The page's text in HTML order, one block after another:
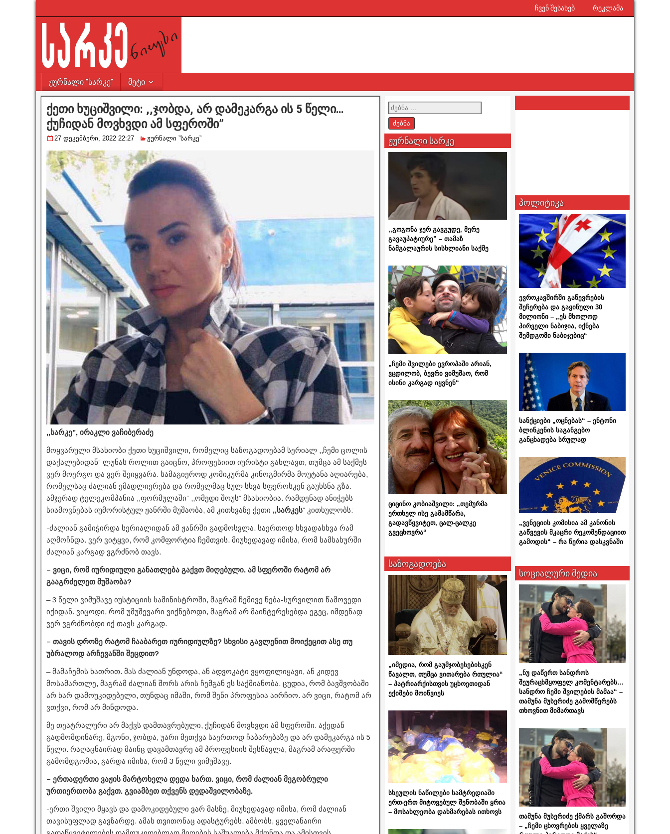
ჩვენ შესახებ რეკლამა
ჟურნალი ”სარკე” მეტი
ქეთი ხუციშვილი: ,,ჯობდა, არ დამეკარგა ის 5 წელი…
ქუჩიდან მოვხვდი ამ სფეროში”
27 დეკემბერი, 2022 22:27 ჟურნალი ”სარკე”
,,სარკე”, ირაკლი ვაჩიბერაძე
მოყვარული მსახიობი ქეთი ხუციშვილი, რომელიც საზოგადოებამ სერიალ ,,ჩემი ცოლის
დაქალებიდან” ლუნას როლით გაიცნო, პროფესიით იურისტი გახლავთ, თუმცა ამ საქმეს
ვერ მოერგო და ვერ შეიყვარა. სამაგიეროდ კომიკურმა კინოგმირმა მოუტანა აღიარება,
რომელსაც ძალიან ემადლიერება და რომელმაც სულ სხვა სფეროსკენ გაუხსნა გზა.
ამჯერად ტელეკომპანია ,,ფორმულაში” ,,ომედი შოუს” მსახიობია. რამდენად ანიჭებს
სიამოვნებას იუმორისტულ ჟანრში მუშაობა, ამ კითხვაზე ქეთი ,,სარკეს” კითხულობს:
-ძალიან გამიჭირდა სერიალიდან ამ ჟანრში გადმოსვლა. საერთოდ სხვადასხვა რამ
აღმოჩნდა. ვერ ვიტყვი, რომ კომფორტია ჩემთვის. მიუხედავად იმისა, რომ სამსახურში
ძალიან კარგად ვგრძნობ თავს.
– ვიცი, რომ იურიდიული განათლება გაქვთ მიღებული. ამ სფეროში რატომ არ
გააგრძელეთ მუშაობა?
– 3 წელი ვიმუშავე იუსტიციის სამინისტროში, მაგრამ ჩემივე ნება-სურვილით წამოვედი
იქიდან. ვიცოდი, რომ უმუშევარი ვიქნებოდი, მაგრამ არ მაინტერესებდა ეგეც, იმდენად
ვერ ვგრძნობდი იქ თავს კარგად.
– თავის დროზე რატომ ჩააბარეთ იურიდიულზე? სხვისი გავლენით მოიქეცით ასე თუ
უბრალოდ არჩევანში შეცდით?
– მამაჩემის ხათრით. მას ძალიან უნდოდა, ან ადვოკატი ვყოფილიყავი, ან კიდევ
მოსამართლე, მაგრამ ძალიან შორს არის ჩემგან ეს საქმიანობა. ცუდია, რომ ბავშვობაში
არ ხარ დამოუკიდებელი, თუნდაც იმაში, რომ შენი პროფესია აირჩიო. არ ვიცი, რატომ არ
ვთქვი, რომ არ მინდოდა.
მე თეატრალური არ მაქვს დამთავრებული, ქუჩიდან მოვხვდი ამ სფეროში. აქედან
გადმომდინარე, მგონი, ჯობდა, უარი მეთქვა საერთოდ ჩაბარებაზე და არ დამეკარგა ის 5
წელი. რაღაცნაირად მაინც დავამთავრე ამ პროფესიის შესწავლა, მაგრამ არაფერში
გამომდგომია, გარდა იმისა, რომ 3 წელი ვიმუშავე.
– ერთადერთი ვაჟის მარტოხელა დედა ხართ. ვიცი, რომ ძალიან მეგობრული
ურთიერთობა გაქვთ. გვიამბეთ თქვენს დედაშვილობაზე.
-ერთი შვილი მყავს და დამოკიდებული ვარ მასზე, მიუხედავად იმისა, რომ ძალიან
თავისუფლად გავზარდე. ამას თვითონაც ადასტურებს. ამბობს, ყველანაირი
ჟურნალი სარკე
,,გოგონა ჯერ გავგუდე, მერე
გავაუპატიურე” – თამაზ
ნამგალაურის სისხლიანი საქმე
„ჩემი შვილები ევროპაში არიან,
ვცდილობ, ბევრი ვიმუშაო, რომ
ისინი კარგად იყვნენ“
ციცინო კობიაშვილი: „თემურმა
ერთხელ ისე გამამწარა,
გადავწყვიტეთ, ცალ-ცალკე
გვეცხოვრა“
საზოგადოება
„იმედია, რომ გაუმჯობესებისკენ
წავალთ, თუმცა ვითარება რთულია“
– პატრიარქისთვის უცხოეთიდან
ექიმები მოიწვიეს
სხეულის ნაწილები სამტრედიაში
ერთ-ერთ მიტოვებულ შენობაში ყრია
– მოსახლეობა დახმარებას ითხოვს
პოლიტიკა
ევროკავშირში გაწევრების
შეჩერება და გაყინული 30
მილიონი – „ეს მხოლოდ
პირველი ნაბიჯია, იქნება
შემდგომი ნაბიჯებიც“
სანქციები „ოცნებას“ – ენტონი
ბლინკენის საგანგებო
განცხადება სრულად
„ვენეციის კომისია ამ კანონის
გაწვევის მკაცრი რეკომენდაციით
გამოდის“ – რა წერია დასკვნაში
სოციალური მედია
„ნუ დაწერთ სანდროს
შეურაცხმყოფელ კომენტარებს…
სანდრო ჩემი შვილების მამაა“ –
თამუნა მუსერიძე გამომწერებს
თხოვნით მიმართავს
თამუნა მუსერიძე ქმარს გაშორდა
– „ჩემი ცხოვრების ყველაზე